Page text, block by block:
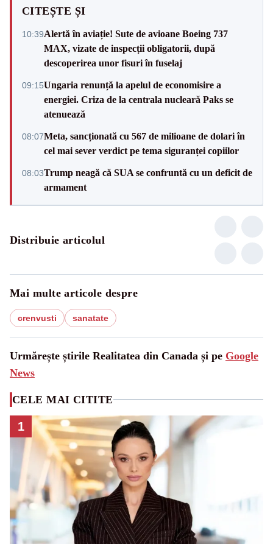
CITEȘTE ȘI
10:39Alertă în aviație! Sute de avioane Boeing 737
MAX, vizate de inspecții obligatorii, după
descoperirea unor fisuri în fuselaj
09:15Ungaria renunță la apelul de economisire a
energiei. Criza de la centrala nucleară Paks se
atenuează
08:07Meta, sancționată cu 567 de milioane de dolari în
cel mai sever verdict pe tema siguranței copiilor
08:03Trump neagă că SUA se confruntă cu un deficit de
armament
Distribuie articolul
Mai multe articole despre
crenvusti sanatate
Urmărește știrile Realitatea din Canada și pe Google
News
CELE MAI CITITE
1